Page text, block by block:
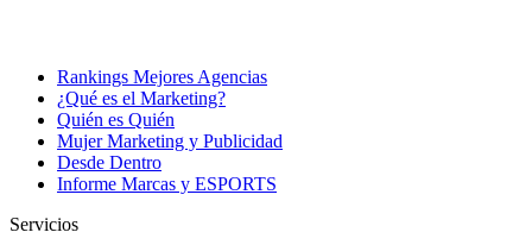
Rankings Mejores Agencias
¿Qué es el Marketing?
Quién es Quién
Mujer Marketing y Publicidad
Desde Dentro
Informe Marcas y ESPORTS
Servicios